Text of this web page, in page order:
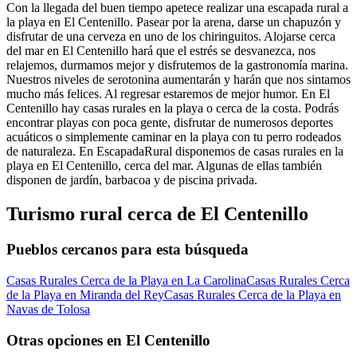
Con la llegada del buen tiempo apetece realizar una escapada rural a
la playa en El Centenillo. Pasear por la arena, darse un chapuzón y
disfrutar de una cerveza en uno de los chiringuitos. Alojarse cerca
del mar en El Centenillo hará que el estrés se desvanezca, nos
relajemos, durmamos mejor y disfrutemos de la gastronomía marina.
Nuestros niveles de serotonina aumentarán y harán que nos sintamos
mucho más felices. Al regresar estaremos de mejor humor. En El
Centenillo hay casas rurales en la playa o cerca de la costa. Podrás
encontrar playas con poca gente, disfrutar de numerosos deportes
acuáticos o simplemente caminar en la playa con tu perro rodeados
de naturaleza. En EscapadaRural disponemos de casas rurales en la
playa en El Centenillo, cerca del mar. Algunas de ellas también
disponen de jardín, barbacoa y de piscina privada.
Turismo rural cerca de El Centenillo
Pueblos cercanos para esta búsqueda
Casas Rurales Cerca de la Playa en La CarolinaCasas Rurales Cerca
de la Playa en Miranda del ReyCasas Rurales Cerca de la Playa en
Navas de Tolosa
Otras opciones en El Centenillo